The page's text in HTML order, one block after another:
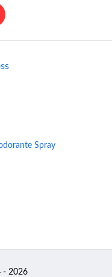
Spray
- 2026